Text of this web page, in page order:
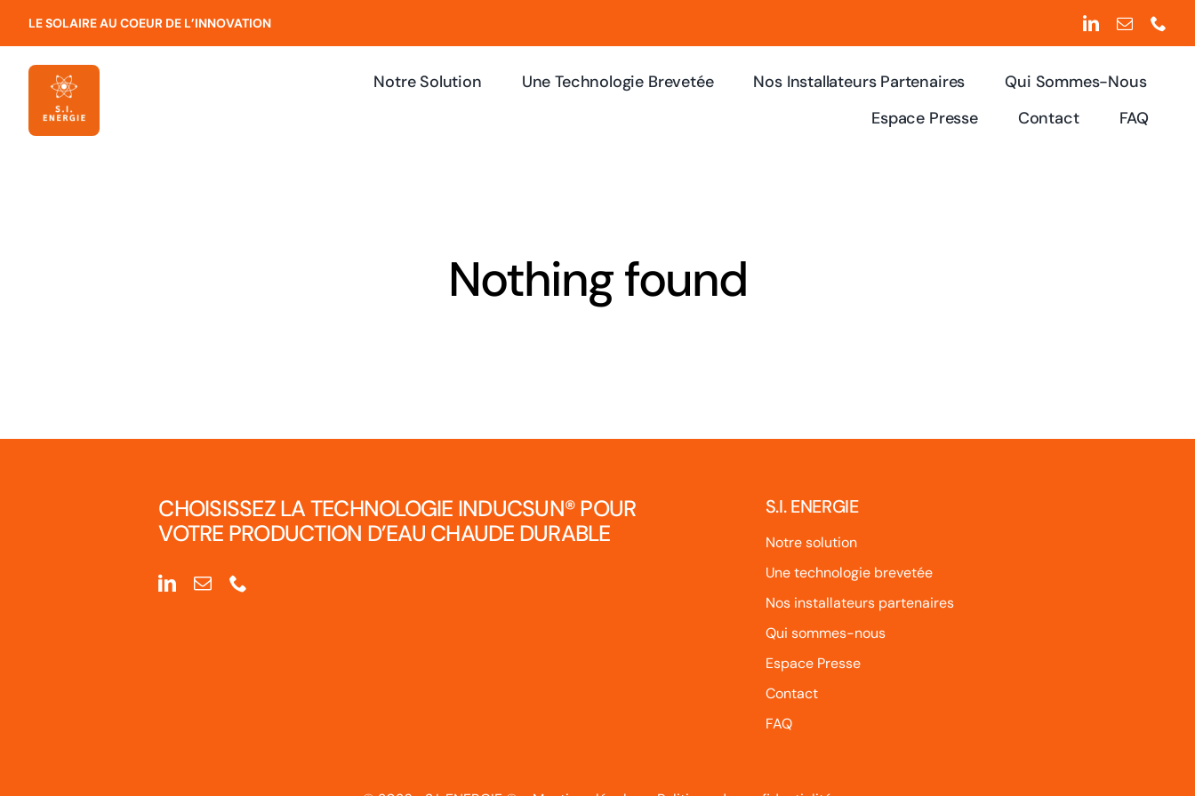
LE SOLAIRE AU COEUR DE L’INNOVATION
Notre Solution Une Technologie Brevetée Nos Installateurs Partenaires
Qui Sommes-Nous
Espace Presse
Contact FAQ
Nothing found
CHOISISSEZ LA TECHNOLOGIE INDUCSUN®POUR
VOTRE PRODUCTION D’EAU CHAUDE DURABLE
S.I. ENERGIE
Notre solution
Une technologie brevetée
Nos installateurs partenaires
Qui sommes-nous
Espace Presse
Contact
FAQ